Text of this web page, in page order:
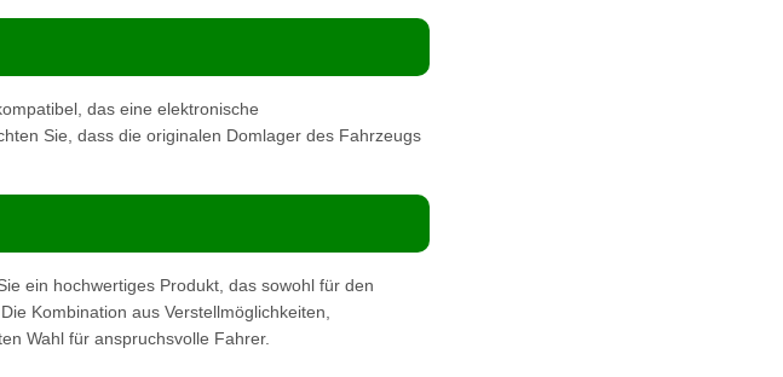
das eine elektronische
Sie, dass die originalen Domlager des Fahrzeugs
ein hochwertiges Produkt, das sowohl für den
Kombination aus Verstellmöglichkeiten,
Wahl für anspruchsvolle Fahrer.